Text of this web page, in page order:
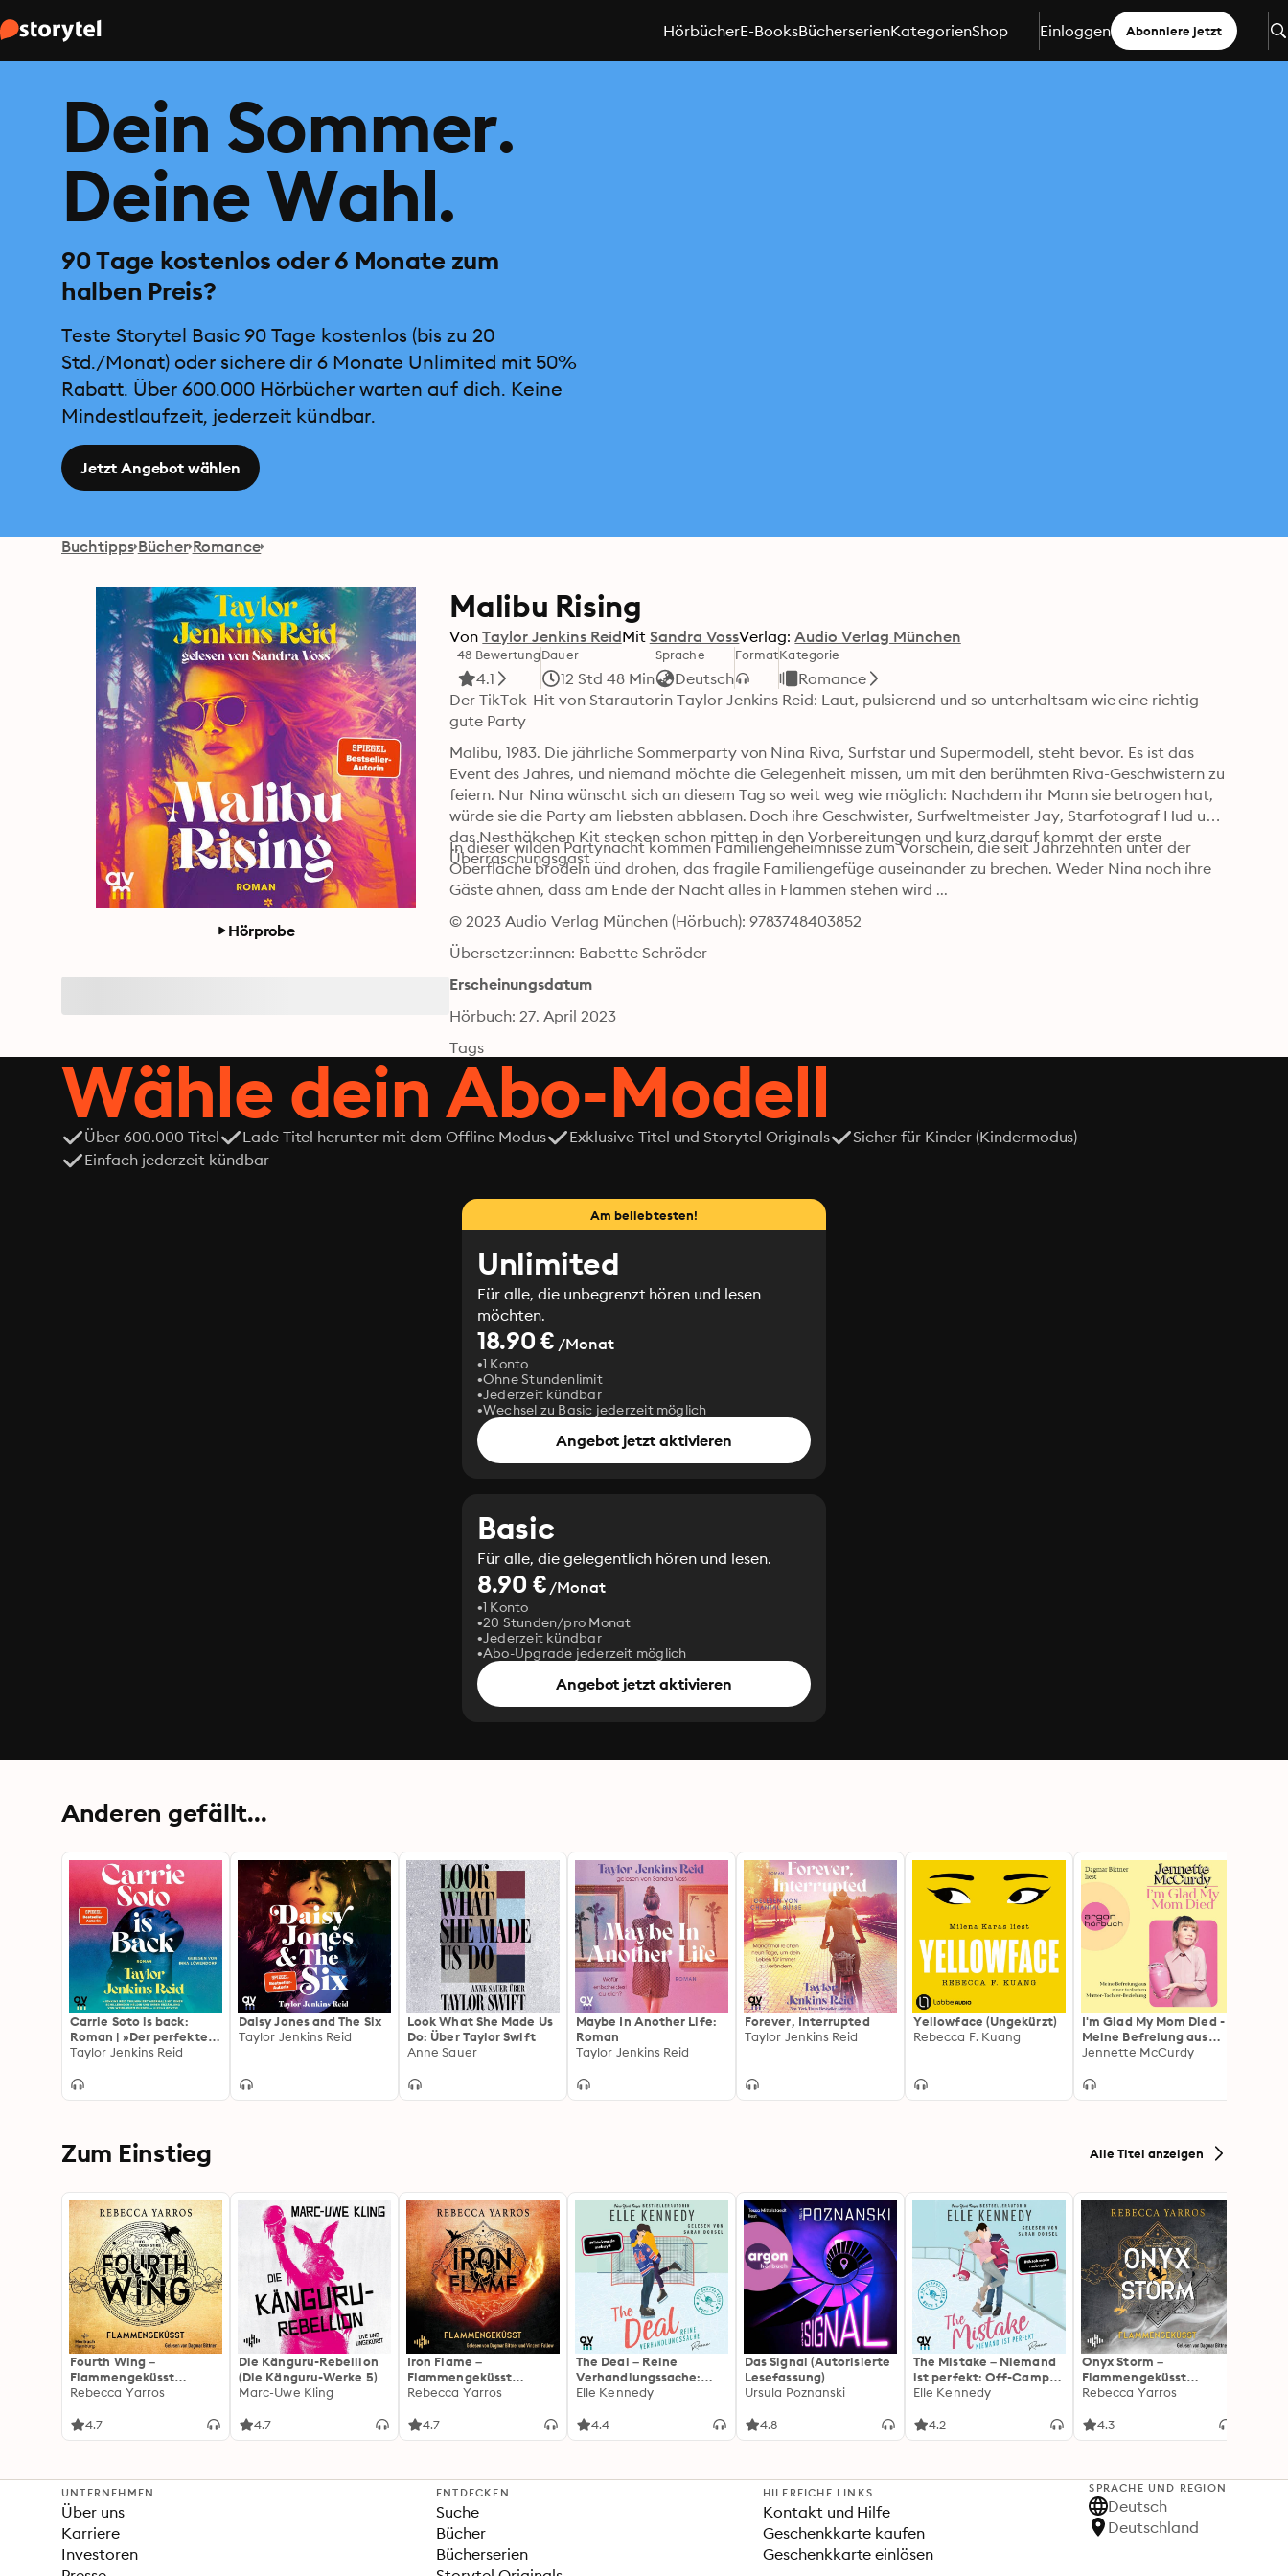
HörbücherE-BooksBücherserienKategorienShop Einloggen Abonniere jetzt
Dein Sommer.
Deine Wahl.
90 Tage kostenlos oder 6 Monate zum
halben Preis?
Teste Storytel Basic 90 Tage kostenlos (bis zu 20
Std./Monat) oder sichere dir 6 Monate Unlimited mit 50%
Rabatt. Über 600.000 Hörbücher warten auf dich. Keine
Mindestlaufzeit, jederzeit kündbar.
Jetzt Angebot wählen
Buchtipps Bücher Romance
Hörprobe
Malibu Rising
Von Taylor Jenkins ReidMit Sandra VossVerlag: Audio Verlag München
48 Bewertung
4.1
Dauer
12 Std 48 Min
Sprache
Deutsch
FormatKategorie
Romance
Der TikTok-Hit von Starautorin Taylor Jenkins Reid: Laut, pulsierend und so unterhaltsam wie eine richtig
gute Party
Malibu, 1983. Die jährliche Sommerparty von Nina Riva, Surfstar und Supermodell, steht bevor. Es ist das
Event des Jahres, und niemand möchte die Gelegenheit missen, um mit den berühmten Riva-Geschwistern zu
feiern. Nur Nina wünscht sich an diesem Tag so weit weg wie möglich: Nachdem ihr Mann sie betrogen hat,
würde sie die Party am liebsten abblasen. Doch ihre Geschwister, Surfweltmeister Jay, Starfotograf Hud und
das Nesthäkchen Kit stecken schon mitten in den Vorbereitungen und kurz darauf kommt der erste
Überraschungsgast ...
In dieser wilden Partynacht kommen Familiengeheimnisse zum Vorschein, die seit Jahrzehnten unter der
Oberfläche brodeln und drohen, das fragile Familiengefüge auseinander zu brechen. Weder Nina noch ihre
Gäste ahnen, dass am Ende der Nacht alles in Flammen stehen wird ...
© 2023 Audio Verlag München (Hörbuch): 9783748403852
Übersetzer:innen: Babette Schröder
Erscheinungsdatum
Hörbuch: 27. April 2023
Tags
Wähle dein Abo-Modell
Über 600.000 Titel Lade Titel herunter mit dem Offline Modus Exklusive Titel und Storytel Originals
Sicher für Kinder (Kindermodus)
Einfach jederzeit kündbar
Am beliebtesten!
Unlimited
Für alle, die unbegrenzt hören und lesen
möchten.
18.90 € /Monat
1 Konto
Ohne Stundenlimit
Jederzeit kündbar
Wechsel zu Basic jederzeit möglich
Angebot jetzt aktivieren
Basic
Für alle, die gelegentlich hören und lesen.
8.90 €/Monat
1 Konto
20 Stunden/pro Monat
Jederzeit kündbar
Abo-Upgrade jederzeit möglich
Angebot jetzt aktivieren
Anderen gefällt...
Carrie Soto is back:
Roman | »Der perfekte
Roman, um den Sommer
Washington Post
Taylor Jenkins Reid
Daisy Jones and The Six
Taylor Jenkins Reid
Look What She Made Us
Do: Über Taylor Swift
Anne Sauer
Maybe In Another Life:
Roman
Taylor Jenkins Reid
Forever, Interrupted
Taylor Jenkins Reid
Yellowface (Ungekürzt)
Rebecca F. Kuang
I'm Glad My Mom Died -
Meine Befreiung aus
einer toxischen Mutter-
(Ungekürzte Lesung)
Jennette McCurdy
Zum Einstieg Alle Titel anzeigen
Fourth Wing –
Flammengeküsst
(Flammengeküsst-Reihe
Rebecca Yarros
4.7
Die Känguru-Rebellion
(Die Känguru-Werke 5)
Marc-Uwe Kling
4.7
Iron Flame –
Flammengeküsst
(Flammengeküsst-Reihe
Fortsetzung des
Rebecca Yarros
4.7
The Deal – Reine
Verhandlungssache:
Off-Campus 1 | Roman |
Prickelnde College-
Elle Kennedy
4.4
Das Signal (Autorisierte
Lesefassung)
Ursula Poznanski
4.8
The Mistake – Niemand
ist perfekt: Off-Campus
2 | Roman
Elle Kennedy
4.2
Onyx Storm –
Flammengeküsst
(Flammengeküsst-Reihe
Fortsetzung von »Fourth
Rebecca Yarros
4.3
UNTERNEHMEN
Über uns
Karriere
Investoren
ENTDECKEN
Suche
Bücher
Bücherserien
HILFREICHE LINKS
Kontakt und Hilfe
Geschenkkarte kaufen
Geschenkkarte einlösen
SPRACHE UND REGION
Deutsch
Deutschland